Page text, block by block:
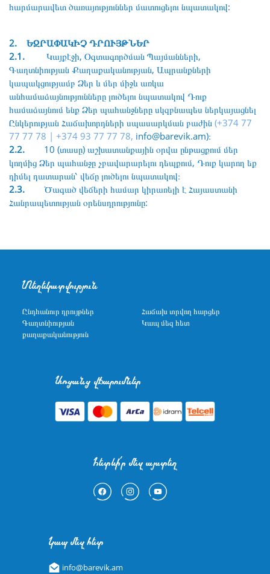
հարմարավետ ծառայություններ մատուցելու նպատակով:
2. ԵԶՐԱՓԱԿԻՉ ԴՐՈՒՅԹՆԵՐ
2.1. Կայքէջի, Օգտագործման Պայմանների,
Գաղտնիության Քաղաքականության, Ապրանքների
կապակցությամբ Ձեր և մեր միջև առկա
անհամաձայնությունները լուծելու նպատակով Դուք
համաձայնում ենք Ձեր պահանջները սկզբնապես ներկայացնել
Ընկերության Հաճախորդների սպասարկման բաժին (+374 77
77 77 78 | +374 93 77 77 78, info@barevik.am)։
2.2. 10 (տասը) աշխատանքային օրվա ընթացքում մեր
կողմից Ձեր պահանջը չբավարարելու դեպքում, Դուք կարող եք
դիմել դատարան՝ վեճը լուծելու նպատակով։
2.3. Ծագած վեճերի համար կիրառելի է Հայաստանի
Հանրապետության օրենսդրությունը:
Տեղեկատվություն
Ընդհանուր դրույթներ
Գաղտնիության
քաղաքականություն
Հաճախ տրվող հարցեր
Կապ մեզ հետ
Առցանց վճարումներ
Հետևի՛ր մեզ այստեղ
Կապ մեզ հետ
info@barevik.am